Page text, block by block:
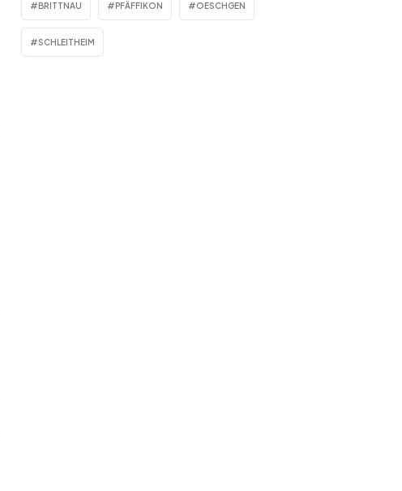
BRITTNAU PFÄFFIKON OESCHGEN
SCHLEITHEIM